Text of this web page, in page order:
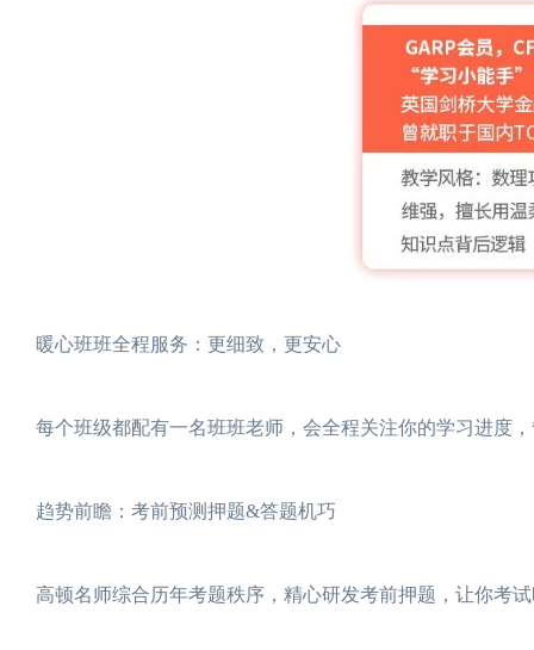
暖心班班全程服务：更细致，更安心
每个班级都配有一名班班老师，会全程关注你的学习进度
趋势前瞻：考前预测押题&答题机巧
高顿名师综合历年考题秩序，精心研发考前押题，让你考